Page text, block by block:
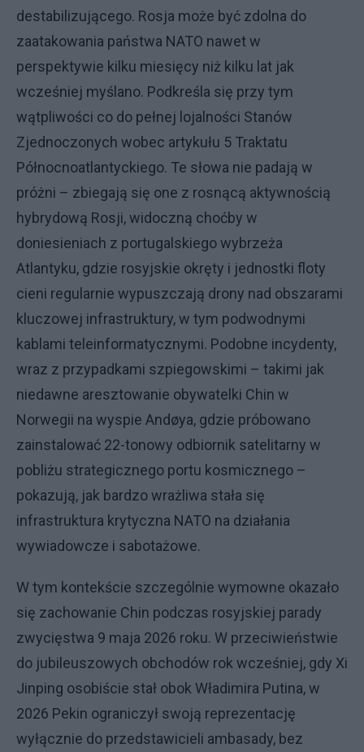
destabilizującego. Rosja może być zdolna do
zaatakowania państwa NATO nawet w
perspektywie kilku miesięcy niż kilku lat jak
wcześniej myślano. Podkreśla się przy tym
wątpliwości co do pełnej lojalności Stanów
Zjednoczonych wobec artykułu 5 Traktatu
Północnoatlantyckiego. Te słowa nie padają w
próżni – zbiegają się one z rosnącą aktywnością
hybrydową Rosji, widoczną choćby w
doniesieniach z portugalskiego wybrzeża
Atlantyku, gdzie rosyjskie okręty i jednostki floty
cieni regularnie wypuszczają drony nad obszarami
kluczowej infrastruktury, w tym podwodnymi
kablami teleinformatycznymi. Podobne incydenty,
wraz z przypadkami szpiegowskimi – takimi jak
niedawne aresztowanie obywatelki Chin w
Norwegii na wyspie Andøya, gdzie próbowano
zainstalować 22-tonowy odbiornik satelitarny w
pobliżu strategicznego portu kosmicznego –
pokazują, jak bardzo wrażliwa stała się
infrastruktura krytyczna NATO na działania
wywiadowcze i sabotażowe.
W tym kontekście szczególnie wymowne okazało
się zachowanie Chin podczas rosyjskiej parady
zwycięstwa 9 maja 2026 roku. W przeciwieństwie
do jubileuszowych obchodów rok wcześniej, gdy Xi
Jinping osobiście stał obok Władimira Putina, w
2026 Pekin ograniczył swoją reprezentację
wyłącznie do przedstawicieli ambasady, bez